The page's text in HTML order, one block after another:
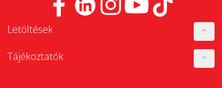
Letöltések
Tájékoztatók